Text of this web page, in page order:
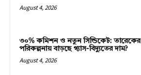
August 4, 2026
৩০% কমিশন ও নতুন সিন্ডিকেট: তারেকের
পরিকল্পনায় বাড়ছে গ্যাস-বিদ্যুতের দাম?
August 4, 2026